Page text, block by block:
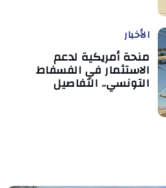
الأخبار
منحة أمريكية لدعم
الاستثمار في الفسفاط
التونسي.. التفاصيل